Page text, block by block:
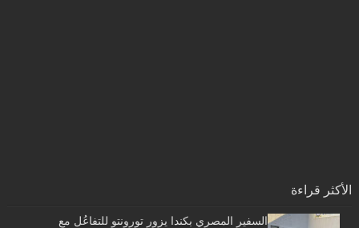
الأكثر قراءة
السفير المصري بكندا يزور تورونتو للتفاعُل مع